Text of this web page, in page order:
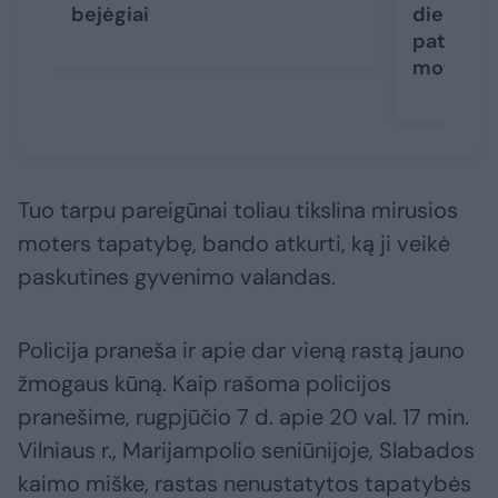
bejėgiai
dieną
paties
moterys
Tuo tarpu pareigūnai toliau tikslina mirusios
moters tapatybę, bando atkurti, ką ji veikė
paskutines gyvenimo valandas.
Policija praneša ir apie dar vieną rastą jauno
žmogaus kūną. Kaip rašoma policijos
pranešime, rugpjūčio 7 d. apie 20 val. 17 min.
Vilniaus r., Marijampolio seniūnijoje, Slabados
kaimo miške, rastas nenustatytos tapatybės